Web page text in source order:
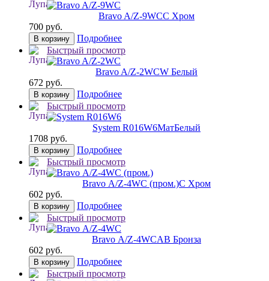
Bravo A/Z-9WCC Хром
700 руб.
В корзину
Подробнее
Быстрый просмотр
Bravo A/Z-2WCW Белый
672 руб.
В корзину
Подробнее
Быстрый просмотр
System R016W6МатБелый
1708 руб.
В корзину
Подробнее
Быстрый просмотр
Bravo А/Z-4WC (пром.)C Хром
602 руб.
В корзину
Подробнее
Быстрый просмотр
Bravo А/Z-4WCAB Бронза
602 руб.
В корзину
Подробнее
Быстрый просмотр